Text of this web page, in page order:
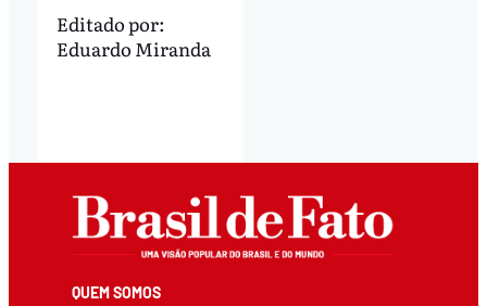
Editado por:
Eduardo Miranda
QUEM SOMOS